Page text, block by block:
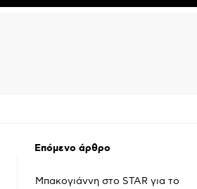
Επόμενο άρθρο
Μπακογιάννη στο STAR για το